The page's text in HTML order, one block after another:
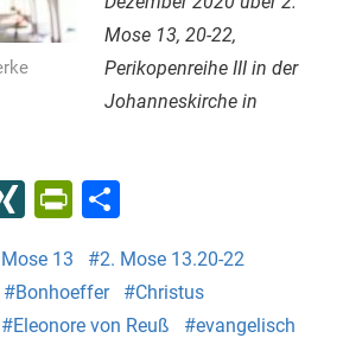
Mose 13, 20-22,
Perikopenreihe III in der
Johanneskirche in
XINGPrintFriendly
13
2. Mose 13.20-22
Bonhoeffer
Christus
Eleonore von Reuß
evangelisch